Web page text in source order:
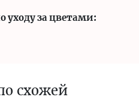
уходу за цветами:
схожей